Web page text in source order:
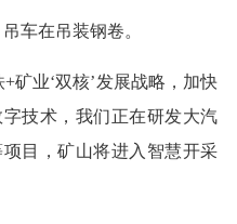
车在吊装钢卷。
矿业‘双核’发展战略，加快
技术，我们正在研发大汽
目，矿山将进入智慧开采